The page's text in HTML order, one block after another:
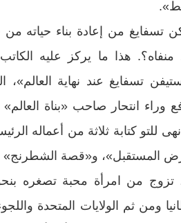
تسفايغ من إعادة بناء حياته
منفاه؟. هذا ما يركز عليه
تسفايغ عند نهاية
وراء انتحار صاحب «بناة العالم»
للتو كتابة ثلاثة من أعماله
المستقبل»، و«قصة الشطرنج»
تزوج من امرأة محبة تصغره
ومن ثم الولايات المتحدة